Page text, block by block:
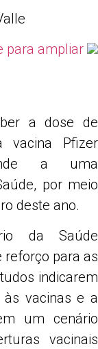
para ampliar
a dose de
Pfizer
a uma
por meio
deste ano.
da Saúde
reforço para as
indicarem
vacinas e a
um cenário
vacinais